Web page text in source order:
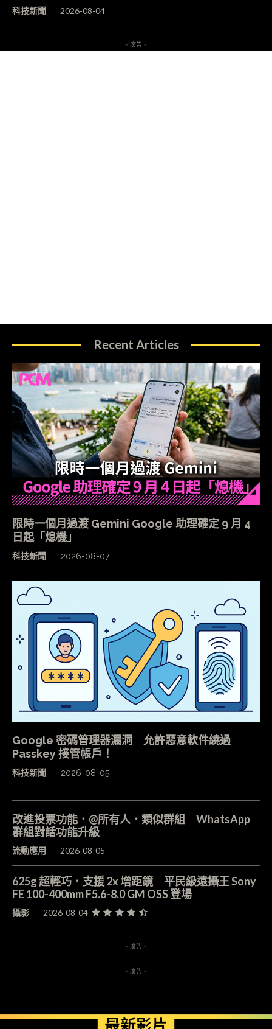
科技新聞 2026-08-04
- 廣告 -
Recent Articles
限時一個月過渡 Gemini Google 助理確定 9 月 4
日起「熄機」
科技新聞 2026-08-07
Google 密碼管理器漏洞 允許惡意軟件繞過
Passkey 接管帳戶！
科技新聞 2026-08-05
改進投票功能．@所有人．類似群組 WhatsApp
群組對話功能升級
流動應用 2026-08-05
625g 超輕巧．支援 2x 增距鏡 平民級遠攝王 Sony
FE 100-400mm F5.6-8.0 GM OSS 登場
攝影 2026-08-04
- 廣告 -
- 廣告 -
最新影片